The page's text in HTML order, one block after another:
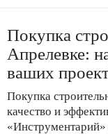
Покупка
Апрелевке:
ваших
Покупка
качество и